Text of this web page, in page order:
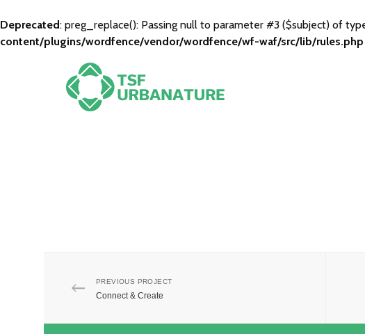
Deprecated: preg_replace(): Passing null to parameter #3 ($subject) of
content/plugins/wordfence/vendor/wordfence/wf-waf/src/lib/rules.php
PREVIOUS PROJECT
Connect & Create